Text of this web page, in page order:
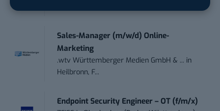
Sales-Manager (m/w/d) Online-
Marketing
.wtv Württemberger Medien GmbH & ... in
Heilbronn, F...
Endpoint Security Engineer – OT (f/m/x)